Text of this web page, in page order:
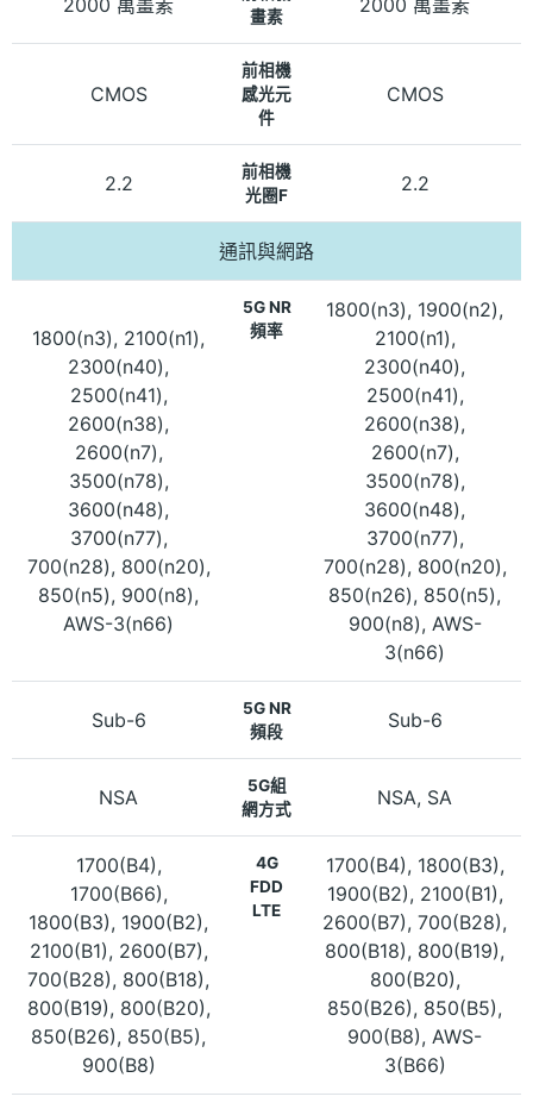
畫素
CMOS
前相機
感光元
件
CMOS
2.2
前相機
光圈F
2.2
通訊與網路
1800(n3), 2100(n1),
2300(n40),
2500(n41),
2600(n38),
2600(n7),
3500(n78),
3600(n48),
3700(n77),
700(n28), 800(n20),
850(n5), 900(n8),
AWS-3(n66)
5G NR
頻率
1800(n3), 1900(n2),
2100(n1),
2300(n40),
2500(n41),
2600(n38),
2600(n7),
3500(n78),
3600(n48),
3700(n77),
700(n28), 800(n20),
850(n26), 850(n5),
900(n8), AWS-
3(n66)
Sub-6
5G NR
頻段
Sub-6
NSA
5G組
網方式
NSA, SA
1700(B4),
1700(B66),
1800(B3), 1900(B2),
2100(B1), 2600(B7),
700(B28), 800(B18),
800(B19), 800(B20),
850(B26), 850(B5),
900(B8)
4G
FDD
LTE
1700(B4), 1800(B3),
1900(B2), 2100(B1),
2600(B7), 700(B28),
800(B18), 800(B19),
800(B20),
850(B26), 850(B5),
900(B8), AWS-
3(B66)